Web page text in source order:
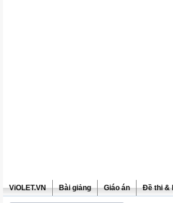
ViOLET.VN Bài giảng Giáo án Đề thi &